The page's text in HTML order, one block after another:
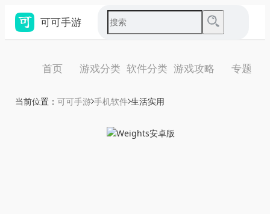
可可手游
首页 游戏分类 软件分类 游戏攻略 专题
当前位置： 可可手游 手机软件 生活实用